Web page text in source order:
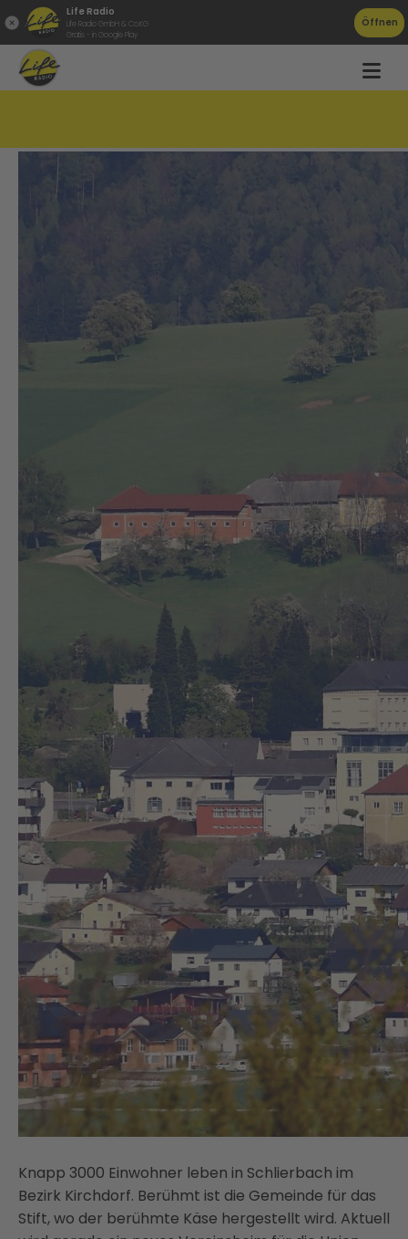
Life Radio
Life Radio GmbH & Co.KG
Gratis - in Google Play
Öffnen
Knapp 3000 Einwohner leben in Schlierbach im
Bezirk Kirchdorf. Berühmt ist die Gemeinde für das
Stift, wo der berühmte Käse hergestellt wird. Aktuell